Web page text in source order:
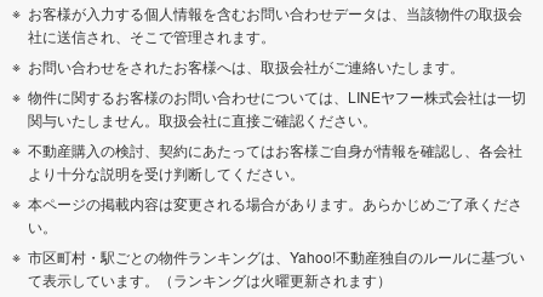
お客様が入力する個人情報を含むお問い合わせデータは、当該物件の取扱会
社に送信され、そこで管理されます。
お問い合わせをされたお客様へは、取扱会社がご連絡いたします。
物件に関するお客様のお問い合わせについては、LINEヤフー株式会社は一切
関与いたしません。取扱会社に直接ご確認ください。
不動産購入の検討、契約にあたってはお客様ご自身が情報を確認し、各会社
より十分な説明を受け判断してください。
本ページの掲載内容は変更される場合があります。あらかじめご了承くださ
い。
市区町村・駅ごとの物件ランキングは、Yahoo!不動産独自のルールに基づい
て表示しています。（ランキングは火曜更新されます）